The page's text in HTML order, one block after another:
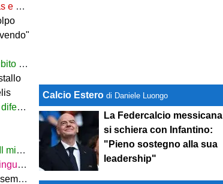
Calcio Estero di Daniele Luongo
La Federcalcio messicana
si schiera con Infantino:
"Pieno sostegno alla sua
leadership"